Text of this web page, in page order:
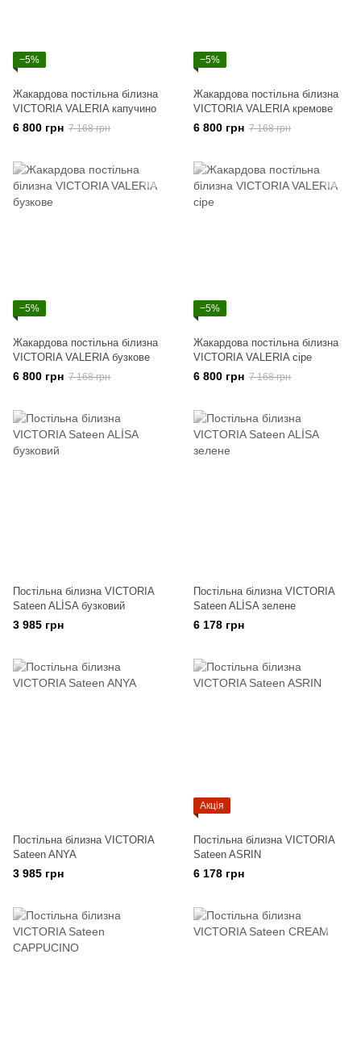
−5%
Жакардова постільна білизна
VICTORIA VALERIA капучино
6 800 грн 7 168 грн
−5%
Жакардова постільна білизна
VICTORIA VALERIA кремове
6 800 грн 7 168 грн
−5%
Жакардова постільна білизна
VICTORIA VALERIA бузкове
6 800 грн 7 168 грн
−5%
Жакардова постільна білизна
VICTORIA VALERIA сіре
6 800 грн 7 168 грн
Постільна білизна VICTORIA
Sateen ALİSA бузковий
3 985 грн
Постільна білизна VICTORIA
Sateen ALİSA зелене
6 178 грн
Постільна білизна VICTORIA
Sateen ANYA
3 985 грн
Акція
Постільна білизна VICTORIA
Sateen ASRIN
6 178 грн